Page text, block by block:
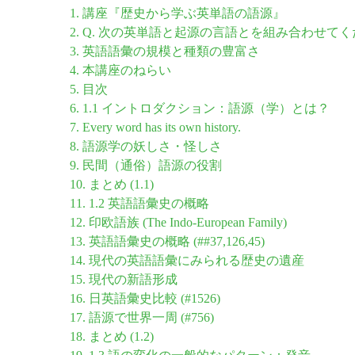
1. 講座『歴史から学ぶ英単語の語源』
2. Q. 次の英単語と起源の言語とを組み合わせてく
3. 英語語彙の規模と種類の豊富さ
4. 本講座のねらい
5. 目次
6. 1.1 イントロダクション：語源（学）とは？
7. Every word has its own history.
8. 語源学の妖しさ・怪しさ
9. 民間（通俗）語源の役割
10. まとめ (1.1)
11. 1.2 英語語彙史の概略
12. 印欧語族 (The Indo-European Family)
13. 英語語彙史の概略 (##37,126,45)
14. 現代の英語語彙にみられる歴史の遺産
15. 現代の新語形成
16. 日英語彙史比較 (#1526)
17. 語源で世界一周 (#756)
18. まとめ (1.2)